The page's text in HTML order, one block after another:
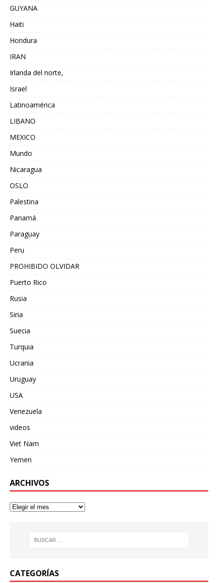
GUYANA
Haiti
Hondura
IRAN
Irlanda del norte,
Israel
Latinoamérica
LIBANO
MEXICO
Mundo
Nicaragua
OSLO
Palestina
Panamá
Paraguay
Peru
PROHIBIDO OLVIDAR
Puerto Rico
Rusia
Siria
Suecia
Turquia
Ucrania
Uruguay
USA
Venezuela
videos
Viet Nam
Yemen
ARCHIVOS
CATEGORÍAS